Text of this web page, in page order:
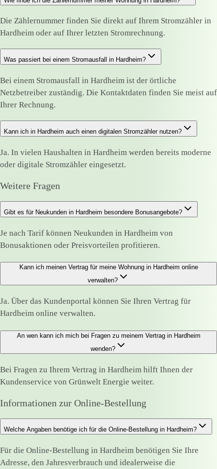
Die Zählernummer finden Sie direkt auf Ihrem Stromzähler in
Hardheim oder auf Ihrer letzten Stromrechnung.
Was passiert bei einem Stromausfall in Hardheim?
Bei einem Stromausfall in Hardheim ist der örtliche
Netzbetreiber zuständig. Die Kontaktdaten finden Sie meist auf
Ihrer Rechnung.
Kann ich in Hardheim auch einen digitalen Stromzähler nutzen?
Ja. In vielen Haushalten in Hardheim werden bereits moderne
oder digitale Stromzähler eingesetzt.
Weitere Fragen
Gibt es für Neukunden in Hardheim besondere Bonusangebote?
Je nach Tarif können Neukunden in Hardheim von
Bonusaktionen oder Preisvorteilen profitieren.
Kann ich meinen Vertrag für meine Wohnung in Hardheim online
verwalten?
Ja. Über das Kundenportal können Sie Ihren Vertrag für
Hardheim online verwalten.
An wen kann ich mich bei Fragen zu meinem Vertrag in Hardheim
wenden?
Bei Fragen zu Ihrem Vertrag in Hardheim hilft Ihnen der
Kundenservice von Grünwelt Energie weiter.
Informationen zur Online-Bestellung
Welche Angaben benötige ich für die Online-Bestellung in Hardheim?
Für die Online-Bestellung in Hardheim benötigen Sie Ihre
Adresse, den Jahresverbrauch und idealerweise die